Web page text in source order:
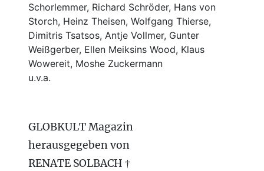
Schorlemmer, Richard Schröder, Hans von
Storch, Heinz Theisen, Wolfgang Thierse,
Dimitris Tsatsos, Antje Vollmer, Gunter
Weißgerber, Ellen Meiksins Wood, Klaus
Wowereit, Moshe Zuckermann
u.v.a.
GLOBKULT Magazin
herausgegeben von
RENATE SOLBACH †